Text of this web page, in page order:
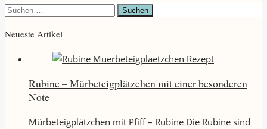
Suchen
Neueste Artikel
Rubine – Mürbeteigplätzchen mit einer besonderen
Note
Mürbeteigplätzchen mit Pfiff – Rubine Die Rubine sind